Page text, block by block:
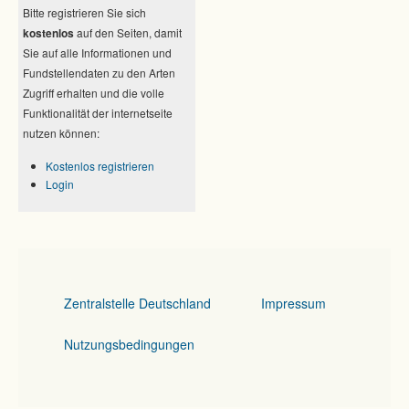
Bitte registrieren Sie sich
kostenlos auf den Seiten, damit
Sie auf alle Informationen und
Fundstellendaten zu den Arten
Zugriff erhalten und die volle
Funktionalität der internetseite
nutzen können:
Kostenlos registrieren
Login
Zentralstelle Deutschland Impressum
Nutzungsbedingungen